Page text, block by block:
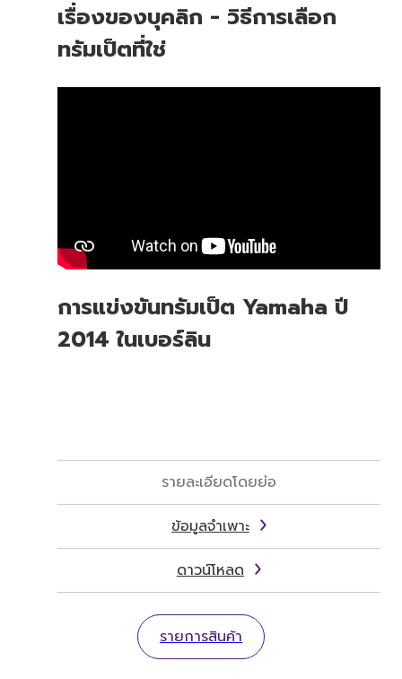
เรื่องของบุคลิก - วิธีการเลือก
ทรัมเป็ตที่ใช่
การแข่งขันทรัมเป็ต Yamaha ปี
2014 ในเบอร์ลิน
รายละเอียดโดยย่อ
ข้อมูลจำเพาะ
ดาวน์โหลด
รายการสินค้า